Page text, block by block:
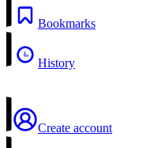
Bookmarks
History
Create account